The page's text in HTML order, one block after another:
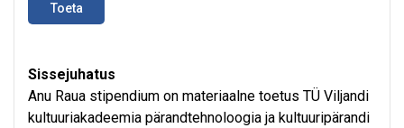
Toeta
Sissejuhatus
Anu Raua stipendium on materiaalne toetus TÜ Viljandi
kultuuriakadeemia pärandtehnoloogia ja kultuuripärandi